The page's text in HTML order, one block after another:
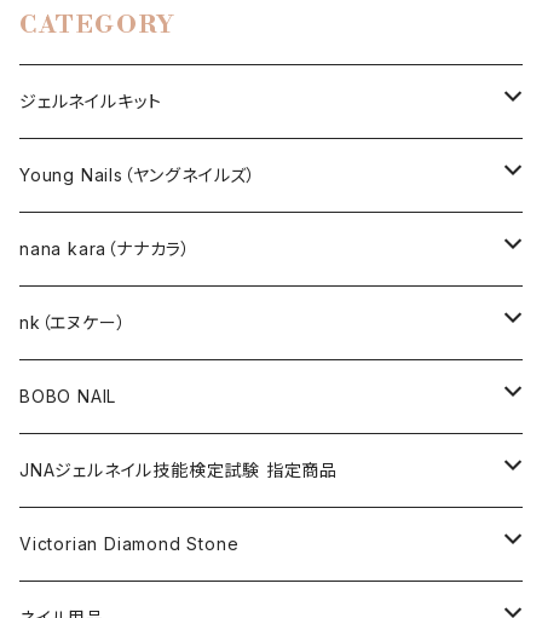
CATEGORY
ジェルネイルキット
選べるジェルネイルキット
ネイルアート作成キット
Young Nails（ヤングネイルズ）
BEST SELLERS（ベストセラー）
KITS（キット）
ACRYLIC（アクリル）
ACRYLIC POWDER（アクリルパウダー）
NAIL LIQUID（ネイルリキッド）
DIP & COLOR ACRYLIC POWDERS
DIP AND COLOR ACRYLIC POWDERS
KITS（キット）
GEL（ジェル）
SYNERGY GEL（シナジージェル）
nana kara（ナナカラ）
GEL NAIL
nana kara [3g] （ナナカラ）
nana kara petit [1g] （ナナカラ プチ）
NAIL ART
ネイルパーツ
ネイルストーンパーツ
NAIL TIPS
NAIL TOOL
ブラシ
nk（エヌケー）
GEL NAIL
3Dジェル
ベースジェル
NAIL ART
ネイルパーツ
パウダー
NAIL TOOL
フットファイル
BOBO NAIL
セット
単品
JNAジェルネイル技能検定試験 指定商品
クリアジェル
Victorian Diamond Stone